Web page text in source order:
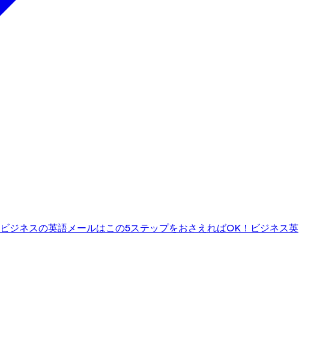
ビジネスの英語メールはこの5ステップをおさえればOK！ ビジネス英